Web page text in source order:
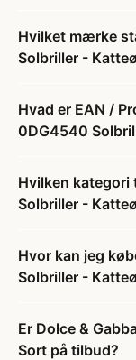
Hvilket mærke
Solbriller -
Hvad er EAN /
0DG4540
Hvilken kategori
Solbriller -
Hvor kan jeg
Solbriller -
Er Dolce &
Sort på tilbud?